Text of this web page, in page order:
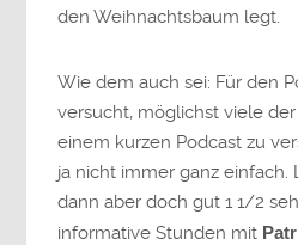
den Weihnachtsbaum legt.
Wie dem auch sei: Für den
versucht, möglichst viele
einem kurzen Podcast zu
ja nicht immer ganz
dann aber doch gut 1 1/2
informative Stunden mit